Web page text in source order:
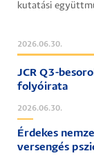
kutatási
2026.06.30.
JCR Q3-
folyóirata
2026.06.30.
Érdekes
versengés